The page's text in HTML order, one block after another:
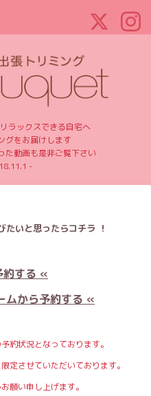
ラックスできる自宅へ
グをお届けします
た動画も是非ご覧下さい
-
たいと思ったらコチラ ！
約する «
ムから予約する «
約状況となっております。
定させていただいております。
願い申し上げます。